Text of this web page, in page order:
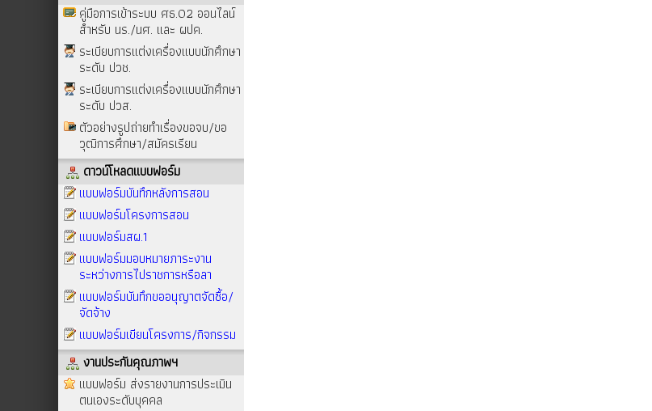
คู่มือการเข้าระบบ ศธ.02 ออนไลน์
สำหรับ นร./นศ. และ ผปค.
ระเบียบการแต่งเครื่องแบบนักศึกษา
ระดับ ปวช.
ระเบียบการแต่งเครื่องแบบนักศึกษา
ระดับ ปวส.
ตัวอย่างรูปถ่ายทำเรื่องขอจบ/ขอ
วุฒิการศึกษา/สมัครเรียน
ดาวน์โหลดแบบฟอร์ม
แบบฟอร์มบันทึกหลังการสอน
แบบฟอร์มโครงการสอน
แบบฟอร์มสผ.1
แบบฟอร์มมอบหมายภาระงาน
ระหว่างการไปราชการหรือลา
แบบฟอร์มบันทึกขออนุญาตจัดซื้อ/
จัดจ้าง
แบบฟอร์มเขียนโครงการ/กิจกรรม
งานประกันคุณภาพฯ
แบบฟอร์ม ส่งรายงานการประเมิน
ตนเองระดับบุคคล